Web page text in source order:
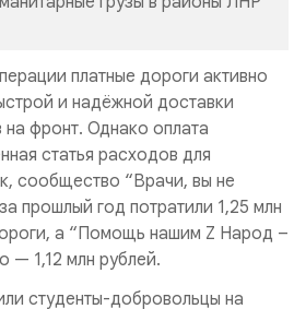
платные дороги активно
и надёжной доставки
на фронт. Однако оплата
статья расходов для
сообщество “Врачи, вы не
прошлый год потратили 1,25 млн
а “Помощь нашим Z Народ –
— 1,12 млн рублей.
студенты-добровольцы на